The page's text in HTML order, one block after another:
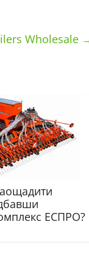
Wholesale
ЕСПРО?